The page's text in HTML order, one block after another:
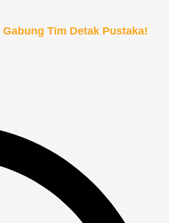
Gabung Tim Detak Pustaka!